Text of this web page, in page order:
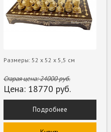
Размеры: 52 х 52 х 5,5 см
Старая цена:24000руб.
Цена: 18770 руб.
Подробнее